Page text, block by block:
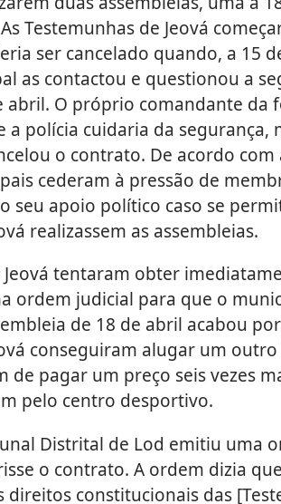
Testemunhas de Jeová
ser cancelado quando, a 15
as contactou e questionou a
abril. O próprio comandante da
a polícia cuidaria da segurança,
o contrato. De acordo com
cederam à pressão de
seu apoio político caso se
realizassem as assembleias.
Jeová tentaram obter
ordem judicial para que o
de 18 de abril acabou
conseguiram alugar um
de pagar um preço seis vezes
pelo centro desportivo.
Distrital de Lod emitiu uma
o contrato. A ordem dizia
direitos constitucionais das